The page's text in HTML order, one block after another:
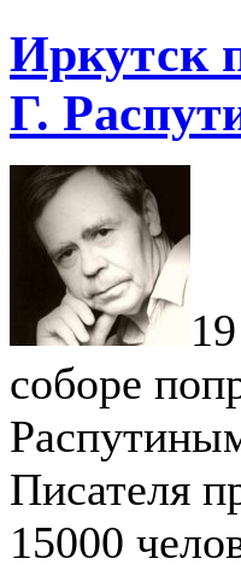
Иркутск
Г.
соборе
Писателя
15000